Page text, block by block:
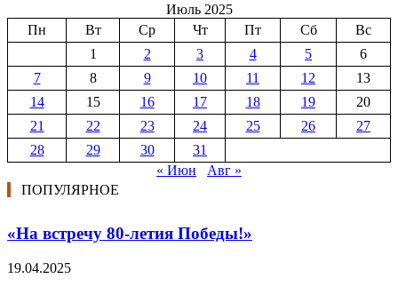
Июль 2025
Пн
Вт Ср Чт Пт Сб
Вс
1
2 3 4 5
6
7
8 9 10 11 12
13
14
15 16 17 18 19
20
21
22 23 24 25 26
27
28
29 30
31
« Июн
Авг »
ПОПУЛЯРНОЕ
«На встречу 80-летия Победы!»
19.04.2025